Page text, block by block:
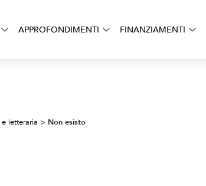
APPROFONDIMENTI FINANZIAMENTI
letteraria > Non esisto